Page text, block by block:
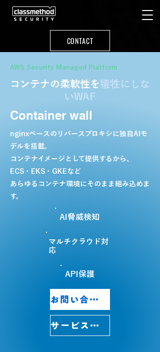
CONTACT
AWS Security Managed Platform
コンテナの柔軟性を犠牲にしな
いWAF
Container wall
nginxベースのリバースプロキシに独自AIモ
デルを搭載。
コンテナイメージとして提供するから、
ECS・EKS・GKEなど
あらゆるコンテナ環境にそのまま組み込めま
す。
AI脅威検知
マルチクラウド対
応
API保護
お問い合わせ・デモ依頼
サービス詳細はこちら